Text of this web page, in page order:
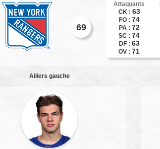
69
Attaquants
CK : 63
FO : 74
PA : 72
SC : 74
DF : 63
OV : 71
Ailiers gauche